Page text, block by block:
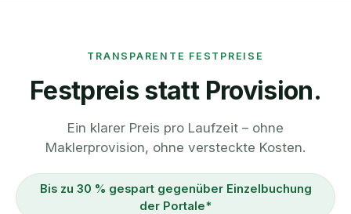
TRANSPARENTE FESTPREISE
Festpreis statt Provision.
Ein klarer Preis pro Laufzeit – ohne
Maklerprovision, ohne versteckte Kosten.
Bis zu 30 % gespart gegenüber Einzelbuchung
der Portale*